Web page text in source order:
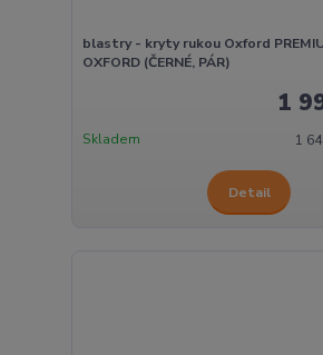
blastry - kryty rukou Oxford
OXFORD (ČERNÉ, PÁR)
1
1
Skladem
Detail